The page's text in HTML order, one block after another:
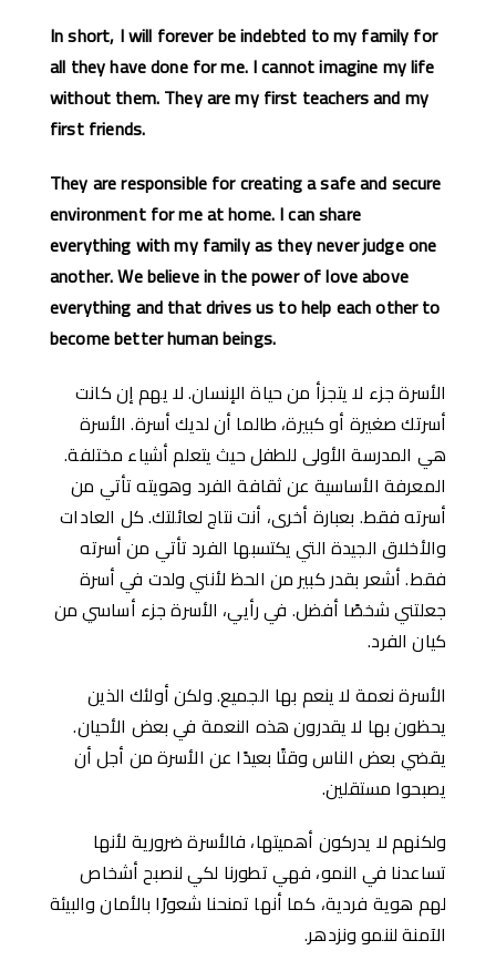
In short, I will forever be indebted to my family for
all they have done for me. I cannot imagine my life
without them. They are my first teachers and my
first friends.
They are responsible for creating a safe and secure
environment for me at home. I can share
everything with my family as they never judge one
another. We believe in the power of love above
everything and that drives us to help each other to
become better human beings.
الأسرة جزء لا يتجزأ من حياة الإنسان. لا يهم إن كانت
أسرتك صغيرة أو كبيرة، طالما أن لديك أسرة. الأسرة
هي المدرسة الأولى للطفل حيث يتعلم أشياء مختلفة.
المعرفة الأساسية عن ثقافة الفرد وهويته تأتي من
أسرته فقط. بعبارة أخرى، أنت نتاج لعائلتك. كل العادات
والأخلاق الجيدة التي يكتسبها الفرد تأتي من أسرته
فقط. أشعر بقدر كبير من الحظ لأنني ولدت في أسرة
جعلتني شخصًا أفضل. في رأيي، الأسرة جزء أساسي من
كيان الفرد.
الأسرة نعمة لا ينعم بها الجميع. ولكن أولئك الذين
يحظون بها لا يقدرون هذه النعمة في بعض الأحيان.
يقضي بعض الناس وقتًا بعيدًا عن الأسرة من أجل أن
يصبحوا مستقلين.
ولكنهم لا يدركون أهميتها، فالأسرة ضرورية لأنها
تساعدنا في النمو، فهي تطورنا لكي لنصبح أشخاص
لهم هوية فردية، كما أنها تمنحنا شعورًا بالأمان والبيئة
الآمنة لننمو ونزدهر.